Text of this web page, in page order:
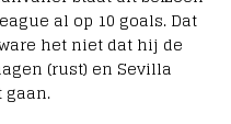
al op 10 goals. Dat
het niet dat hij de
(rust) en Sevilla
gaan.